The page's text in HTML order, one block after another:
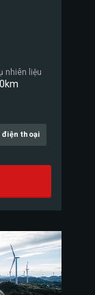
nhiên liệu
điện thoại